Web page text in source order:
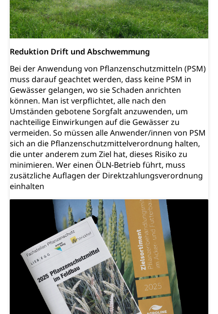
Reduktion Drift und Abschwemmung
Bei der Anwendung von Pflanzenschutzmitteln (PSM)
muss darauf geachtet werden, dass keine PSM in
Gewässer gelangen, wo sie Schaden anrichten
können. Man ist verpflichtet, alle nach den
Umständen gebotene Sorgfalt anzuwenden, um
nachteilige Einwirkungen auf die Gewässer zu
vermeiden. So müssen alle Anwender/innen von PSM
sich an die Pflanzenschutzmittelverordnung halten,
die unter anderem zum Ziel hat, dieses Risiko zu
minimieren. Wer einen ÖLN-Betrieb führt, muss
zusätzliche Auflagen der Direktzahlungsverordnung
einhalten
zentras (Betrieb und Unterhalt LU, OW, NW,
ZG)
Kantonsstrassen
Persönliches
Geburt, Heirat, Ehe, Partnerschaft, Tod,
Zivilstandsamt, Zivilstandsregiste
Zivilstandswesen
Adoption
Adoptivkind, Adoptiveltern, Adoptionsvermittlung,
Adoptionsverfahren, elterliche Gewalt, elterliche
Sorge
Adoption
Aufenthaltsbewilligungen
Niederlassungsbewilligung, Aufenthalt,
Niederlassung, Wohnsitz
Amt für Migration
Ausweise und Bescheinigungen
Reisepass, Identitätskarte, Visum, Geburtsurkunde
Jagdausweis, Fischereiausweis
Strafregisterauszug bestellen
Waffen, Sprengstoffe und Pyrotechnik
Reisepass, Identitätskarte
Einbürgerung
Nationalität, Staatsangehörigkeit,
Staatsbürgerschaft, Bürgerrecht, Erwerb des
Bürgerrechts, Verlust des Bürgerrechts,
Einbürgerungsverfahren